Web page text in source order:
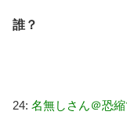
誰？
24: 名無しさん＠恐